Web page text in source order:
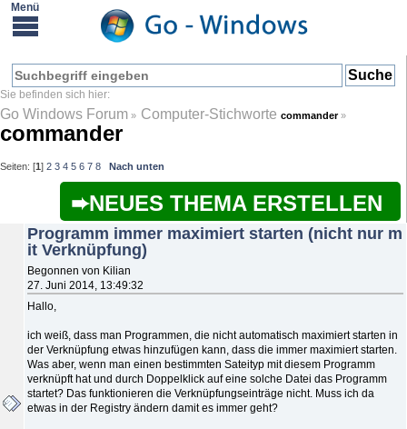
Go Windows Forum » Computer-Stichwortecommander»
commander
Seiten: [1] 2 3 4 5 6 7 8 Nach unten
NEUES THEMA ERSTELLEN
Programm immer maximiert starten (nicht nur m
it Verknüpfung)
Begonnen von Kilian
27. Juni 2014, 13:49:32
Hallo,
ich weiß, dass man Programmen, die nicht automatisch maximiert starten in
der Verknüpfung etwas hinzufügen kann, dass die immer maximiert starten.
Was aber, wenn man einen bestimmten Sateityp mit diesem Programm
verknüpft hat und durch Doppelklick auf eine solche Datei das Programm
startet? Das funktionieren die Verknüpfungseinträge nicht. Muss ich da
etwas in der Registry ändern damit es immer geht?